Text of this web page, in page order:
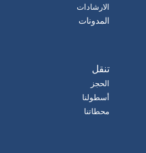
الارشادات
المدونات
تنقل
الحجز
أسطولنا
محطاتنا